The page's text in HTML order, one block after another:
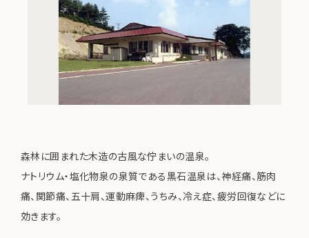
森林に囲まれた木造の古風な佇まいの温泉。
ナトリウム・塩化物泉の泉質である黒石温泉は、神経痛、筋肉
痛、関節痛、五十肩、運動麻痺、うちみ、冷え症、疲労回復などに
効きます。